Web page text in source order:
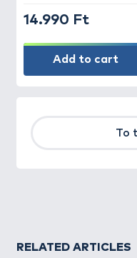
14.990 Ft
Add to cart
To
RELATED ARTICLES